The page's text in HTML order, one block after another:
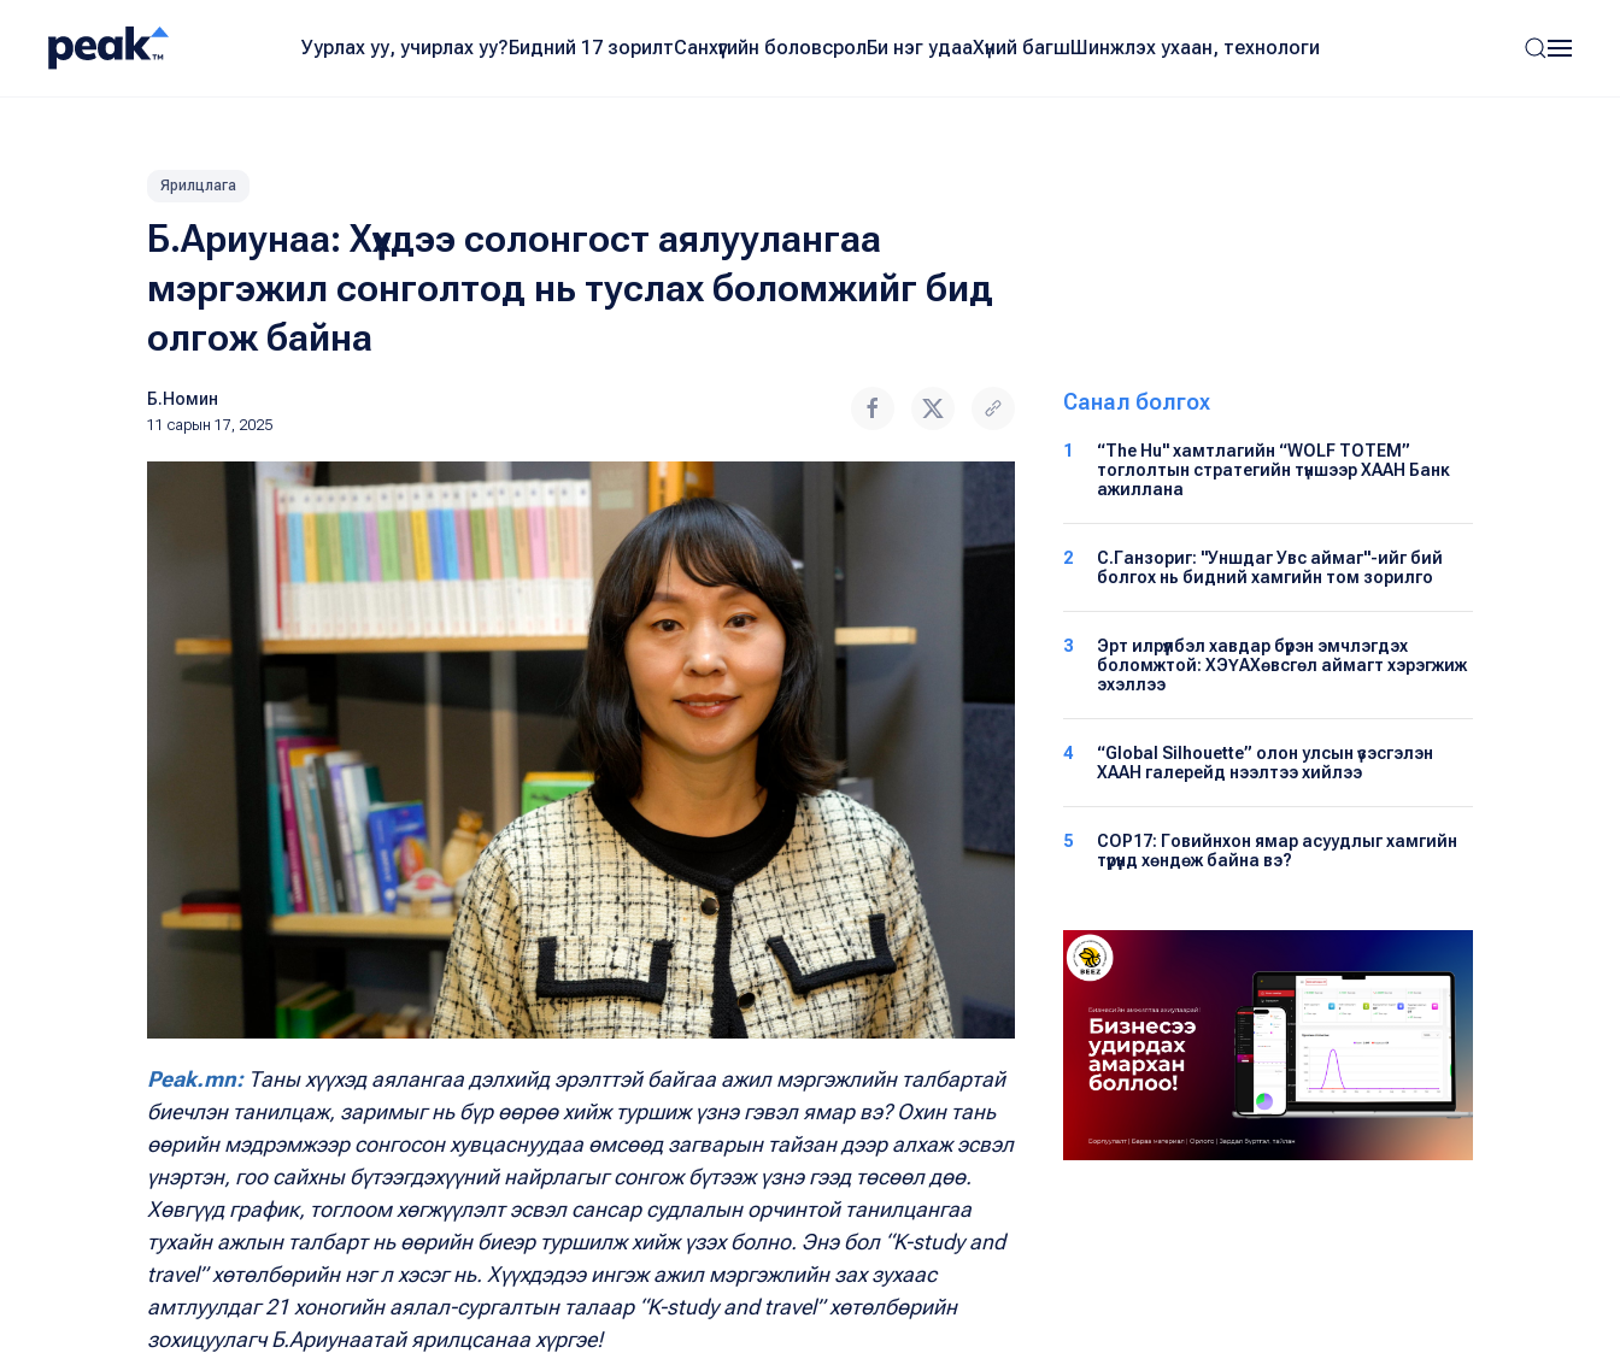
Уурлах уу, учирлах уу?Бидний 17 зорилтСанхүүгийн боловсролБи нэг удааХүний багшШинжлэх ухаан, технологи
Ярилцлага
Б.Ариунаа: Хүүхдээ солонгост аялуулангаа
мэргэжил сонголтод нь туслах боломжийг бид
олгож байна
Б.Номин
11 сарын 17, 2025
Peak.mn: Таны хүүхэд аялангаа дэлхийд эрэлттэй байгаа ажил мэргэжлийн талбартай
биечлэн танилцаж, заримыг нь бүр өөрөө хийж туршиж үзнэ гэвэл ямар вэ? Охин тань
өөрийн мэдрэмжээр сонгосон хувцаснуудаа өмсөөд загварын тайзан дээр алхаж эсвэл
үнэртэн, гоо сайхны бүтээгдэхүүний найрлагыг сонгож бүтээж үзнэ гээд төсөөл дөө.
Хөвгүүд график, тоглоом хөгжүүлэлт эсвэл сансар судлалын орчинтой танилцангаа
тухайн ажлын талбарт нь өөрийн биеэр туршилж хийж үзэх болно. Энэ бол “K-study and
travel” хөтөлбөрийн нэг л хэсэг нь. Хүүхдэдээ ингэж ажил мэргэжлийн зах зухаас
амтлуулдаг 21 хоногийн аялал-сургалтын талаар “K-study and travel” хөтөлбөрийн
зохицуулагч Б.Ариунаатай ярилцсанаа хүргэе!
Санал болгох
1
“The Hu" хамтлагийн “WOLF TOTEM”
тоглолтын стратегийн түншээр ХААН Банк
ажиллана
2
С.Ганзориг: "Уншдаг Увс аймаг"-ийг бий
болгох нь бидний хамгийн том зорилго
3
Эрт илрүүлбэл хавдар бүрэн эмчлэгдэх
боломжтой: ХЭҮА​Хөвсгөл аймагт хэрэгжиж
эхэллээ
4
“Global Silhouette” олон улсын үзэсгэлэн
ХААН галерейд нээлтээ хийлээ
5
COP17: Говийнхон ямар асуудлыг хамгийн
түрүүнд хөндөж байна вэ?